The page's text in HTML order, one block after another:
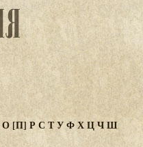
О[П] Р С ТУФХЦЧШ